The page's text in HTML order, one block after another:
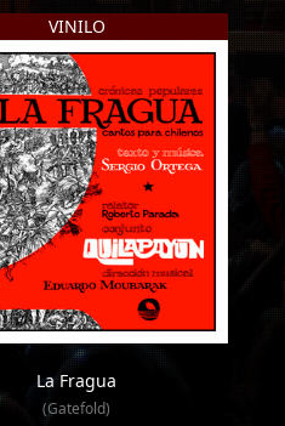
VINILO
La Fragua
(Gatefold)